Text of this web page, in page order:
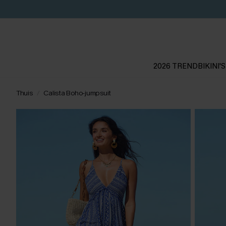
2026 TRENDBIKINI'S
Thuis Calista Boho-jumpsuit